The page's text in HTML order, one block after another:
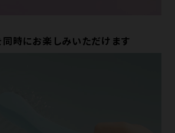
時にお楽しみいただけます